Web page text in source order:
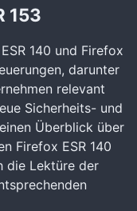
153
140 und Firefox
darunter
relevant
Sicherheits- und
Überblick über
Firefox ESR 140
die Lektüre der